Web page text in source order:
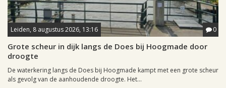
Leiden, 8 augustus 2026, 13:16 0
Grote scheur in dijk langs de Does bij Hoogmade door
droogte
De waterkering langs de Does bij Hoogmade kampt met een grote scheur
als gevolg van de aanhoudende droogte. Het...